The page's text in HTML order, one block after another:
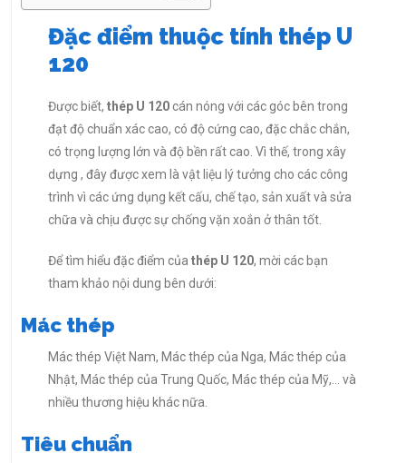
Đặc điểm thuộc tính thép U
120
Được biết, thép U 120cán nóng với các góc bên trong
đạt độ chuẩn xác cao, có độ cứng cao, đặc chắc chắn,
có trọng lượng lớn và độ bền rất cao. Vì thế, trong xây
dựng , đây được xem là vật liệu lý tưởng cho các công
trình vì các ứng dụng kết cấu, chế tạo, sản xuất và sửa
chữa và chịu được sự chống vặn xoắn ở thân tốt.
Để tìm hiểu đặc điểm của thép U 120, mời các bạn
tham khảo nội dung bên dưới:
Mác thép
Mác thép Việt Nam, Mác thép của Nga, Mác thép của
Nhật, Mác thép của Trung Quốc, Mác thép của Mỹ,… và
nhiều thương hiệu khác nữa.
Tiêu chuẩn